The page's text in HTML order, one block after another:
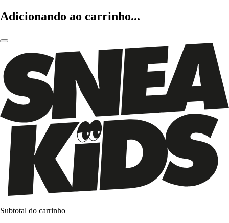
Adicionando ao carrinho...
Subtotal do carrinho